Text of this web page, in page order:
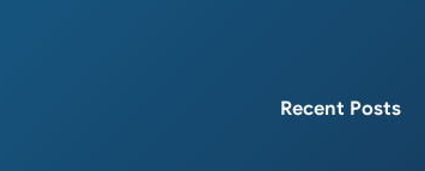
Recent Posts